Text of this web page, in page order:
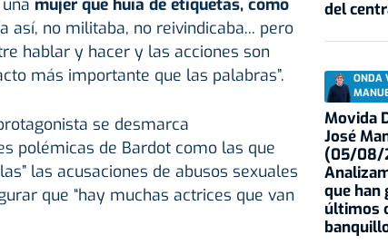
mujer que huía de etiquetas, como
así, no militaba, no reivindicaba... pero
hablar y hacer y las acciones son
más importante que las palabras”.
se desmarca
polémicas de Bardot como las que
las acusaciones de abusos sexuales
que “hay muchas actrices que van
del
ONDA
Movida
José
(05/08/
que han
últimos